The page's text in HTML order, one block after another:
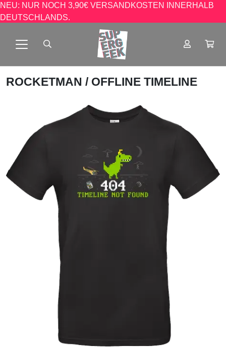
NEU: NUR NOCH 3,90€ VERSANDKOSTEN INNERHALB
DEUTSCHLANDS.
ROCKETMAN / OFFLINE TIMELINE